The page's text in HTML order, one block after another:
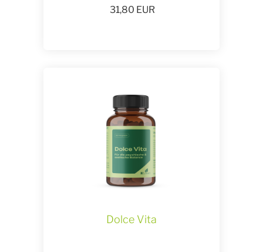
31,80 EUR
Dolce Vita